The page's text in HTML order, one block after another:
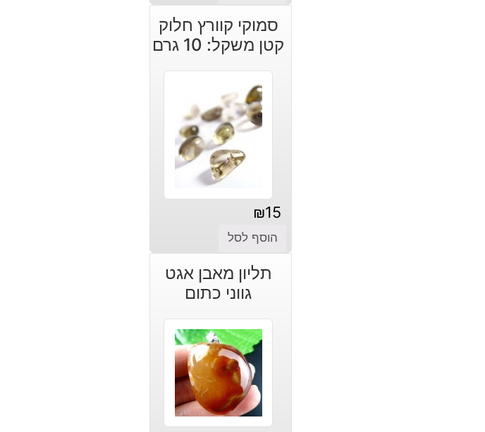
סמוקי קוורץ חלוק
קטן משקל: 10 גרם
₪15
הוסף לסל
תליון מאבן אגט
גווני כתום